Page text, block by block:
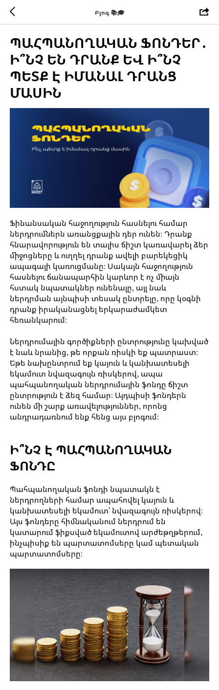
Բլոգ 📚🎓
ՊԱՀՊԱՆՈՂԱԿԱՆ ՖՈՆԴԵՐ․
Ի՞ՆՉ ԵՆ ԴՐԱՆՔ ԵՎ Ի՞ՆՉ
ՊԵՏՔ Է ԻՄԱՆԱԼ ԴՐԱՆՑ
ՄԱՍԻՆ
Ֆինանսական հաջողություն հասնելու համար
ներդրումներն առանցքային դեր ունեն։ Դրանք
հնարավորություն են տալիս ճիշտ կառավարել ձեր
միջոցները և ուղղել դրանք ավելի բարեկեցիկ
ապագայի կառուցմանը։ Սակայն հաջողություն
հասնելու ճանապարհին կարևոր է ոչ միայն
հստակ նպատակներ ունենալը, այլ նաև
ներդրման այնպիսի տեսակ ընտրելը, որը կօգնի
դրանք իրականացնել երկարաժամկետ
հեռանկարում։
Ներդրումային գործիքների ընտրությունը կախված
է նաև նրանից, թե որքան ռիսկի եք պատրաստ։
Եթե նախընտրում եք կայուն և կանխատեսելի
եկամուտ նվազագույն ռիսկերով, ապա
պահպանողական ներդրումային ֆոնդը ճիշտ
ընտրություն է ձեզ համար։ Այդպիսի ֆոնդերն
ունեն մի շարք առավելություններ, որոնց
անդրադառնում ենք հենց այս բլոգում։
Ի՞ՆՉ Է ՊԱՀՊԱՆՈՂԱԿԱՆ
ՖՈՆԴԸ
Պահպանողական ֆոնդի նպատակն է
ներդրողների համար ապահովել կայուն և
կանխատեսելի եկամուտ՝ նվազագույն ռիսկերով։
Այս ֆոնդերը հիմնականում ներդրում են
կատարում ֆիքսված եկամուտով արժեթղթերում,
ինչպիսիք են պարտատոմսերը կամ պետական
պարտատոմսերը։